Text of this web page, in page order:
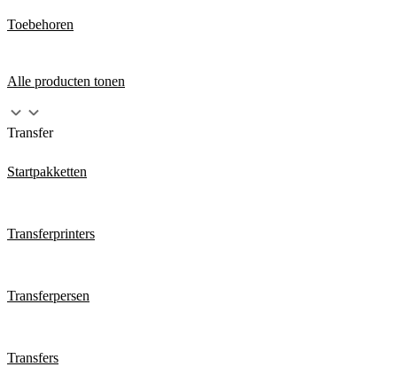
Toebehoren
Alle producten tonen
Transfer
Startpakketten
Transferprinters
Transferpersen
Transfers